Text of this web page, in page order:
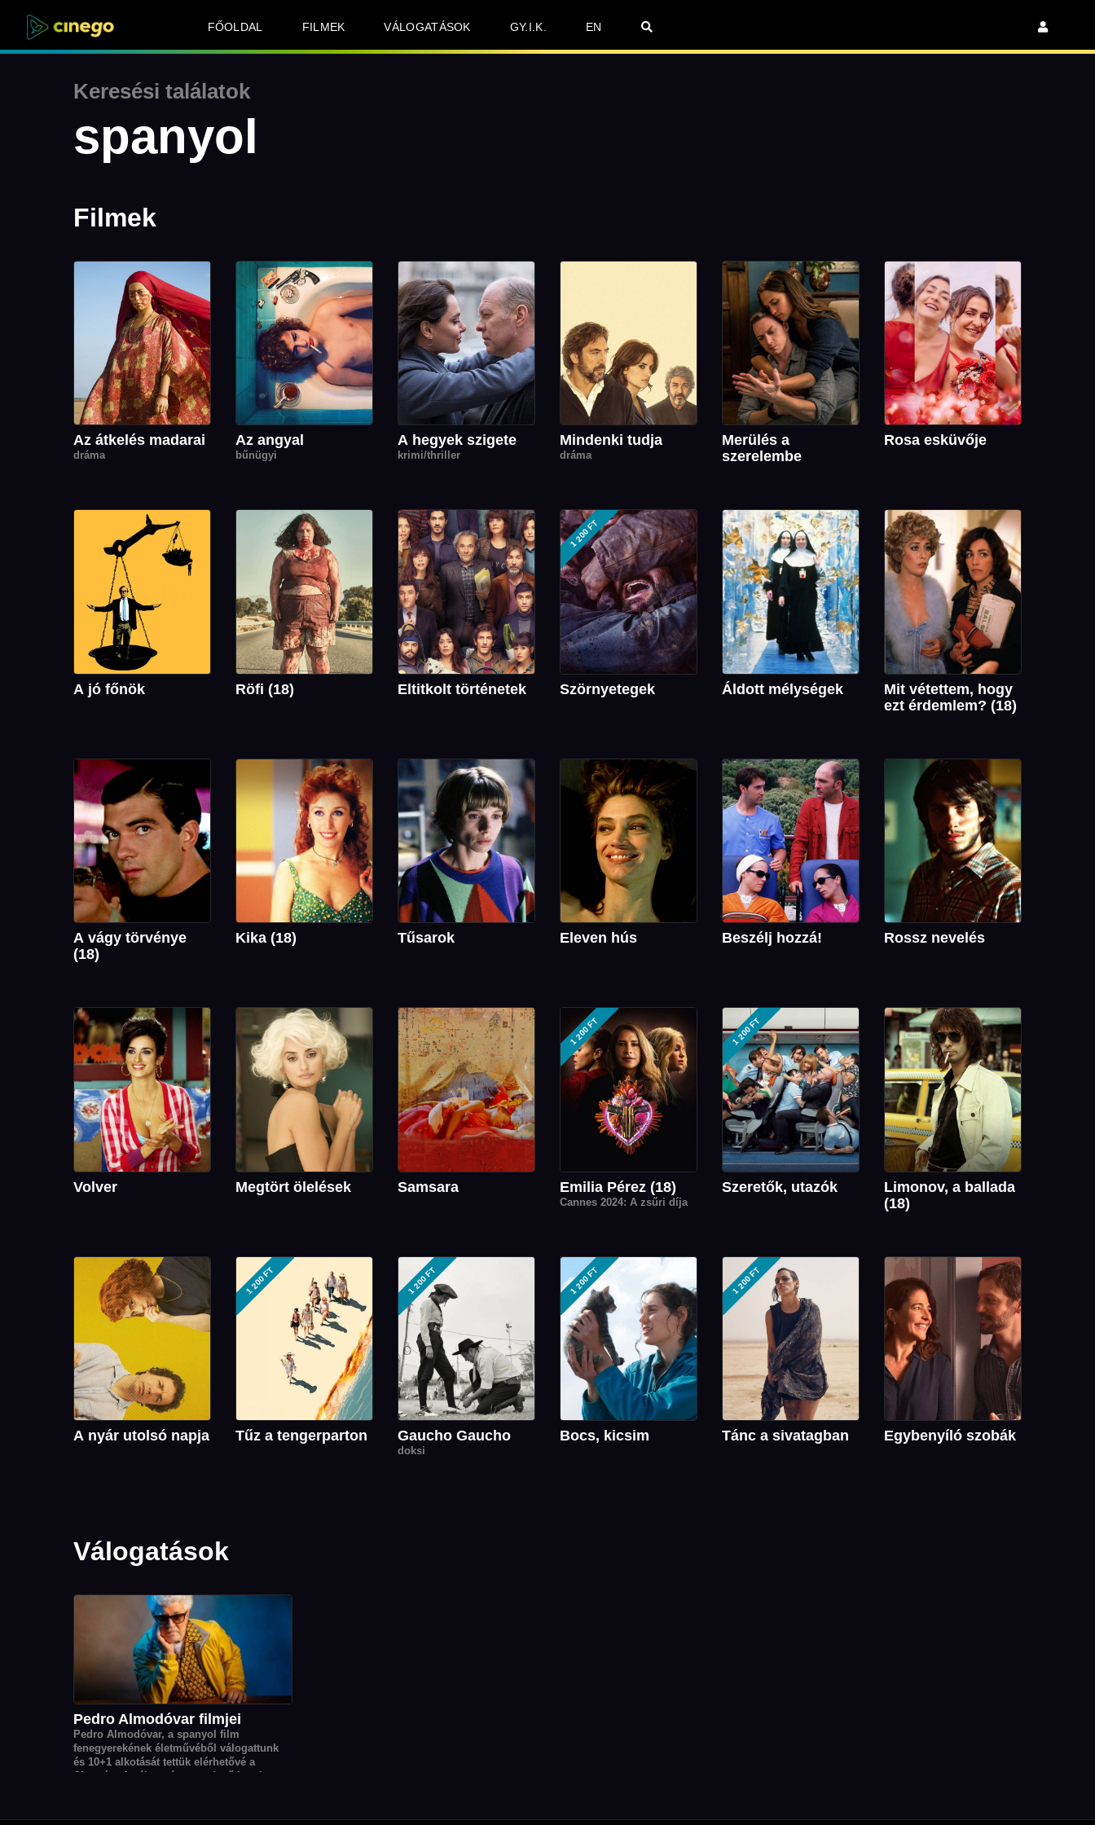
FŐOLDAL FILMEK VÁLOGATÁSOK GY.I.K. EN
Keresési találatok
spanyol
Filmek
Az átkelés madarai
dráma
Az angyal
bűnügyi
A hegyek szigete
krimi/thriller
Mindenki tudja
dráma
Merülés a
szerelembe
Rosa esküvője
A jó főnök Röfi (18) Eltitkolt történetek
1 200 FT
Szörnyetegek Áldott mélységek
Mit vétettem, hogy
ezt érdemlem? (18)
A vágy törvénye
(18)
Kika (18) Tűsarok Eleven hús Beszélj hozzá! Rossz nevelés
Volver Megtört ölelések Samsara
1 200 FT
Emilia Pérez (18)
Cannes 2024: A zsűri díja
1 200 FT
Szeretők, utazók
Limonov, a ballada
(18)
A nyár utolsó napja
1 200 FT
Tűz a tengerparton
1 200 FT
Gaucho Gaucho
doksi
1 200 FT
Bocs, kicsim
1 200 FT
Tánc a sivatagban Egybenyíló szobák
Válogatások
Pedro Almodóvar filmjei
Pedro Almodóvar, a spanyol film
fenegyerekének életművéből válogattunk
és 10+1 alkotását tettük elérhetővé a
Cinegón. A válogatás a rendező korai